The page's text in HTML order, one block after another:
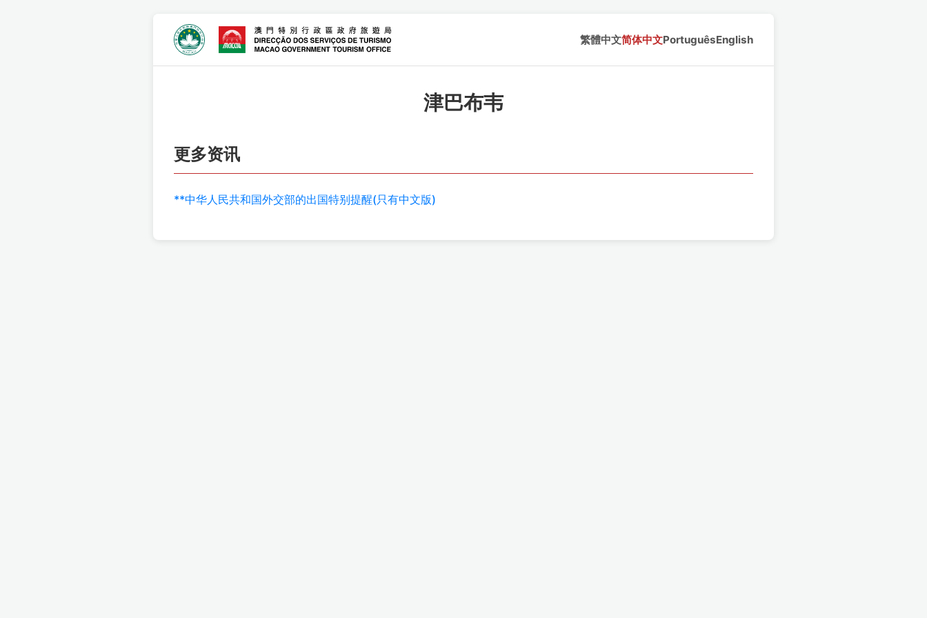
繁體中文简体中文PortuguêsEnglish
津巴布韦
更多资讯
**中华人民共和国外交部的出国特别提醒(只有中文版)